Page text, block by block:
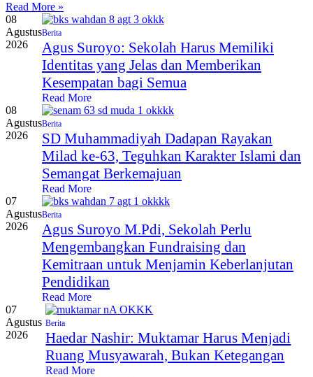
Read More »
08
Agustus
2026
Berita
Agus Suroyo: Sekolah Harus Memiliki
Identitas yang Jelas dan Memberikan
Kesempatan bagi Semua
Read More
08
Agustus
2026
Berita
SD Muhammadiyah Dadapan Rayakan
Milad ke-63, Teguhkan Karakter Islami dan
Semangat Berkemajuan
Read More
07
Agustus
2026
Berita
Agus Suroyo M.Pdi, Sekolah Perlu
Mengembangkan Fundraising dan
Kemitraan untuk Menjamin Keberlanjutan
Pendidikan
Read More
07
Agustus
2026
Berita
Haedar Nashir: Muktamar Harus Menjadi
Ruang Musyawarah, Bukan Ketegangan
Read More